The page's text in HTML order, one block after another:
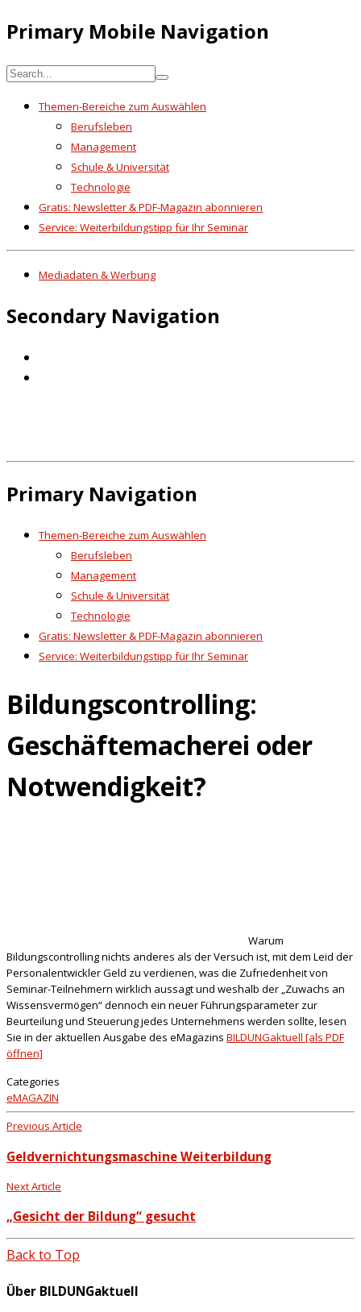
Primary Mobile Navigation
Themen-Bereiche zum Auswählen
Berufsleben
Management
Schule & Universität
Technologie
Gratis: Newsletter & PDF-Magazin abonnieren
Service: Weiterbildungstipp für Ihr Seminar
Mediadaten & Werbung
Secondary Navigation
Primary Navigation
Themen-Bereiche zum Auswählen
Berufsleben
Management
Schule & Universität
Technologie
Gratis: Newsletter & PDF-Magazin abonnieren
Service: Weiterbildungstipp für Ihr Seminar
Bildungscontrolling:
Geschäftemacherei oder
Notwendigkeit?
Warum
Bildungscontrolling nichts anderes als der Versuch ist, mit dem Leid der
Personalentwickler Geld zu verdienen, was die Zufriedenheit von
Seminar-Teilnehmern wirklich aussagt und weshalb der „Zuwachs an
Wissensvermögen“ dennoch ein neuer Führungsparameter zur
Beurteilung und Steuerung jedes Unternehmens werden sollte, lesen
Sie in der aktuellen Ausgabe des eMagazins BILDUNGaktuell [als PDF
öffnen]
Categories
eMAGAZIN
Previous Article
Geldvernichtungsmaschine Weiterbildung
Next Article
„Gesicht der Bildung“ gesucht
Back to Top
Über BILDUNGaktuell